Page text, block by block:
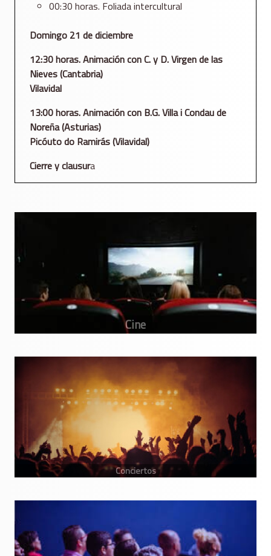
00:30 horas. Foliada intercultural
Domingo 21 de diciembre
12:30 horas. Animación con C. y D. Virgen de las
Nieves (Cantabria)
Vilavidal
13:00 horas. Animación con B.G. Villa i Condau de
Noreña (Asturias)
Picóuto do Ramirás (Vilavidal)
Cierre y clausura